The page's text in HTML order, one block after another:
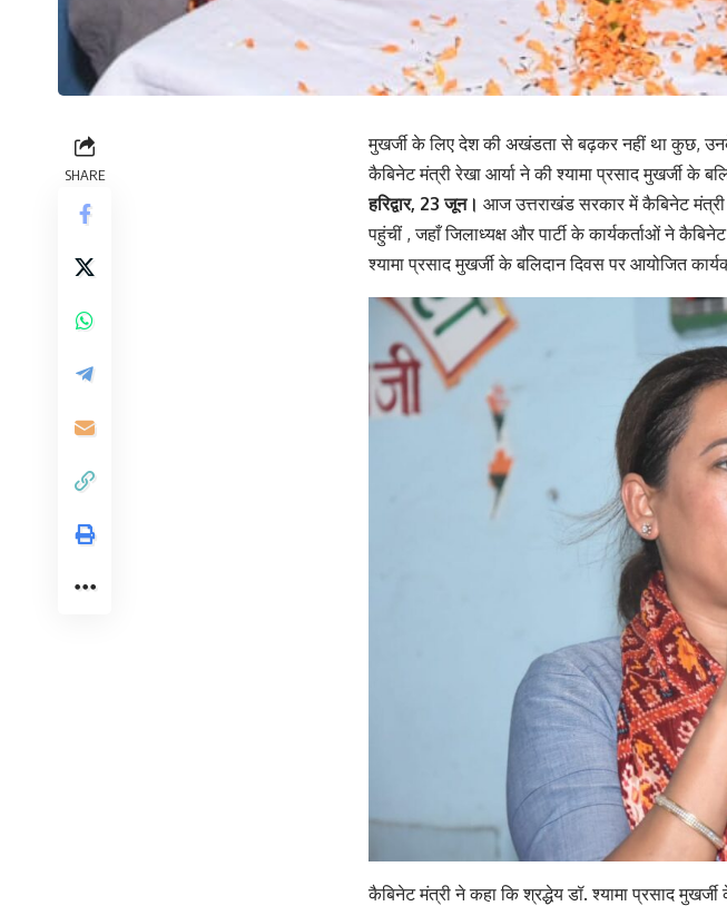
SHARE
मुखर्जी के लिए देश की अखंडता से बढ़कर नहीं था कुछ, उनके
कैबिनेट मंत्री रेखा आर्या ने की श्यामा प्रसाद मुखर्जी के
हरिद्वार, 23 जून। आज उत्तराखंड सरकार में कैबिनेट मंत्री
पहुंचीं , जहाँ जिलाध्यक्ष और पार्टी के कार्यकर्ताओं ने
श्यामा प्रसाद मुखर्जी के बलिदान दिवस पर आयोजित
कैबिनेट मंत्री ने कहा कि श्रद्धेय डॉ. श्यामा प्रसाद